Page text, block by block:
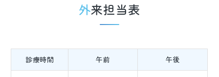
外来担当表
診療時間 午前 午後